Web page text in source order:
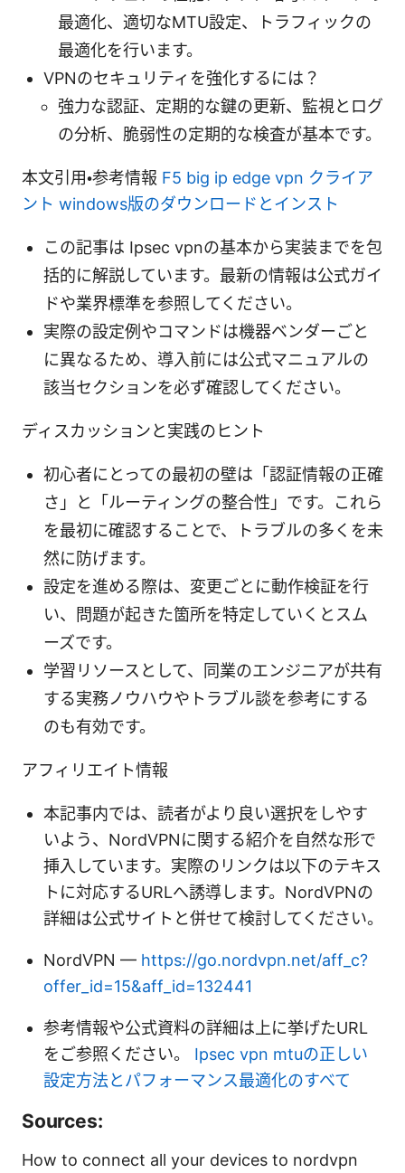
最適化、適切なMTU設定、トラフィックの
最適化を行います。
VPNのセキュリティを強化するには？
強力な認証、定期的な鍵の更新、監視とログ
の分析、脆弱性の定期的な検査が基本です。
本文引用・参考情報 F5 big ip edge vpn クライア
ント windows版のダウンロードとインスト
この記事は Ipsec vpnの基本から実装までを包
括的に解説しています。最新の情報は公式ガイ
ドや業界標準を参照してください。
実際の設定例やコマンドは機器ベンダーごと
に異なるため、導入前には公式マニュアルの
該当セクションを必ず確認してください。
ディスカッションと実践のヒント
初心者にとっての最初の壁は「認証情報の正確
さ」と「ルーティングの整合性」です。これら
を最初に確認することで、トラブルの多くを未
然に防げます。
設定を進める際は、変更ごとに動作検証を行
い、問題が起きた箇所を特定していくとスム
ーズです。
学習リソースとして、同業のエンジニアが共有
する実務ノウハウやトラブル談を参考にする
のも有効です。
アフィリエイト情報
本記事内では、読者がより良い選択をしやす
いよう、NordVPNに関する紹介を自然な形で
挿入しています。実際のリンクは以下のテキス
トに対応するURLへ誘導します。NordVPNの
詳細は公式サイトと併せて検討してください。
NordVPN — https://go.nordvpn.net/aff_c?
offer_id=15&aff_id=132441
参考情報や公式資料の詳細は上に挙げたURL
をご参照ください。 Ipsec vpn mtuの正しい
設定方法とパフォーマンス最適化のすべて
Sources:
How to connect all your devices to nordvpn